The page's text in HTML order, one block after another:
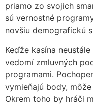
priamo zo svojich
sú vernostné
novšiu demografickú
Keďže kasína
vedomí zmluvných
programami.
vymieňajú body,
Okrem toho by hráči